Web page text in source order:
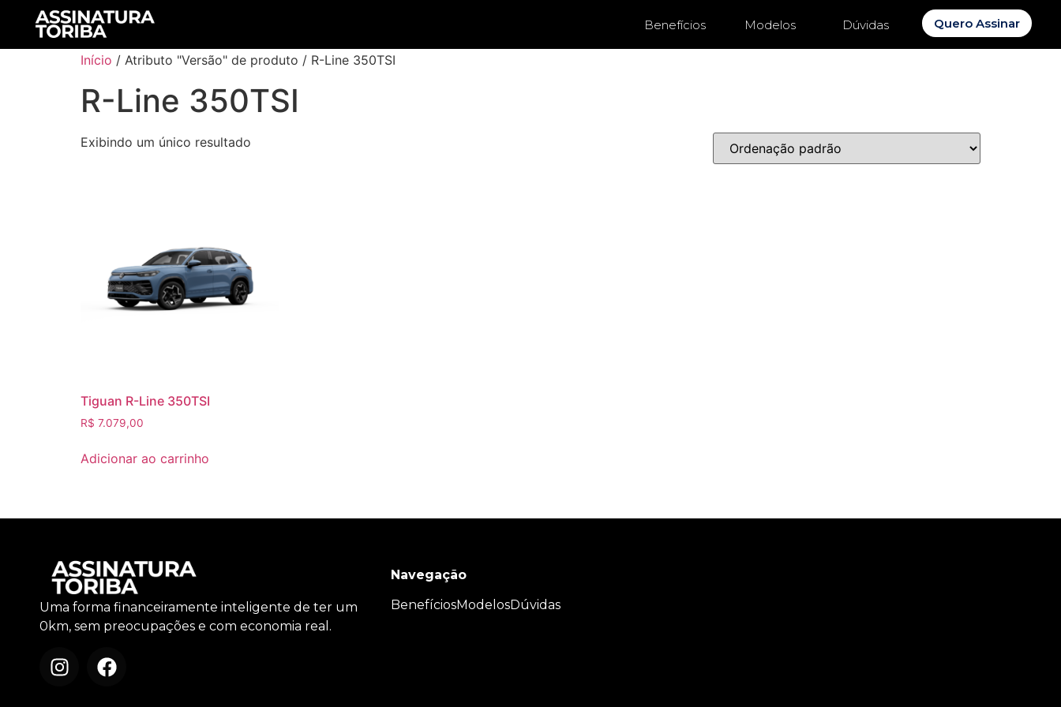
Benefícios Modelos Dúvidas Quero Assinar
Início / Atributo "Versão" de produto / R-Line 350TSI
R-Line 350TSI
Exibindo um único resultado
Tiguan R-Line 350TSI
R$ 7.079,00
Adicionar ao carrinho
Uma forma financeiramente inteligente de ter um
0km, sem preocupações e com economia real.
Navegação
BenefíciosModelosDúvidas